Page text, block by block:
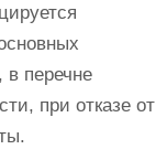
в перечне
при отказе от